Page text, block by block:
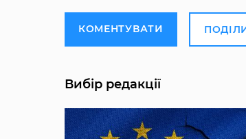
КОМЕНТУВАТИ
Вибір редакції